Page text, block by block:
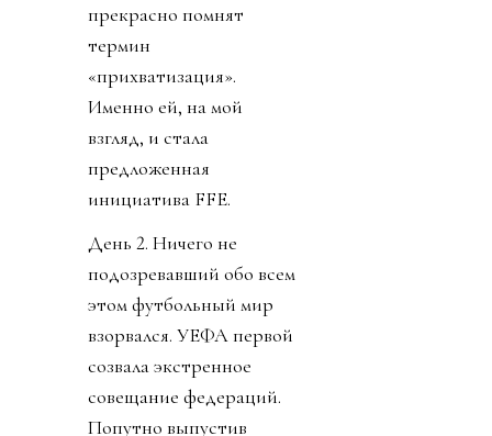
«Подкуп и давление на
избирателей», «взятка»).
Пряником был доступ к
Новый год 1 января 2027.
никому, конечно, не
дали. Принимайте как
мы вам сказали. Или мы
сами примем.
Позже днем выяснилось,
что изначальный пакет в